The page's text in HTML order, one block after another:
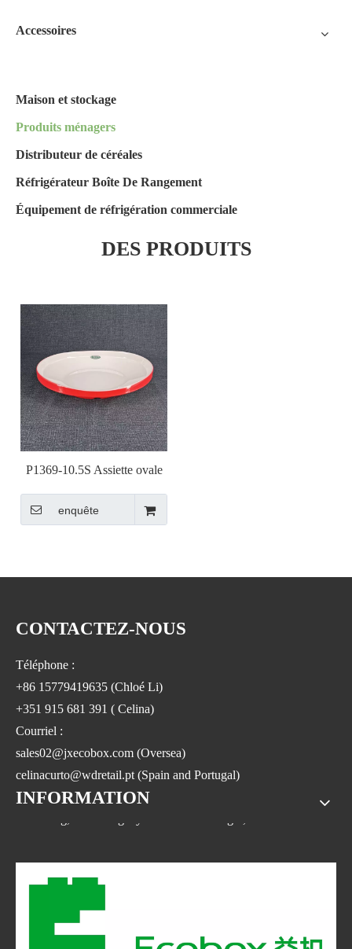
Accessoires
Maison et stockage
Produits ménagers
Distributeur de céréales
Réfrigérateur Boîte De Rangement
Équipement de réfrigération commerciale
DES PRODUITS
P1369-10.5S Assiette ovale
de 13,8 pouces de haut
enquête
CONTACTEZ-NOUS
Téléphone :
+86 15779419635 (Chloé Li)
+351 915 681 391 ( Celina)
Courriel :
sales02@jxecobox.com (Oversea)
celinacurto@wdretail.pt (Spain and Portugal)
Adresse : n° 1533, n° 2 Jinsha Road, Xiaolan ETDZ, comté de
INFORMATION